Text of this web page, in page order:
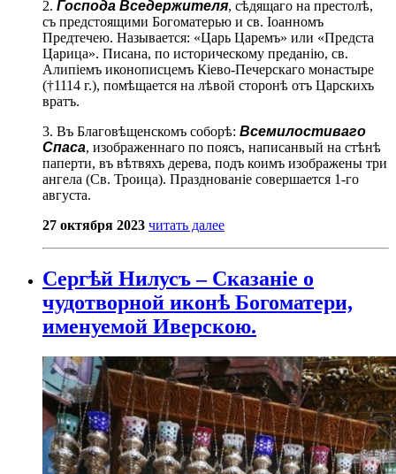
2. Господа Вседержителя, сѣдящаго на престолѣ,
съ предстоящими Богоматерью и св. Іоанномъ
Предтечею. Называется: «Царь Царемъ» или «Предста
Царица». Писана, по историческому преданію, св.
Алипіемъ иконописцемъ Кіево-Печерскаго монастыре
(†1114 г.), помѣщается на лѣвой сторонѣ отъ Царскихъ
вратъ.
3. Въ Благовѣщенскомъ соборѣ: Всемилостиваго
Спаса, изображеннаго по поясъ, написанвый на стѣнѣ
паперти, въ вѣтвяхъ дерева, подъ коимъ изображены три
ангела (Св. Троица). Празднованіе совершается 1-го
августа.
27 октября 2023 читать далее
Сергѣй Нилусъ – Сказаніе о
чудотворной иконѣ Богоматери,
именуемой Иверскою.